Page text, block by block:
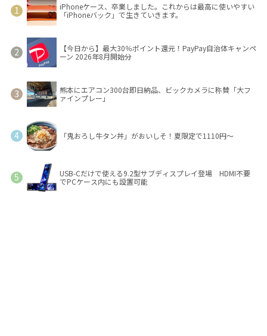
iPhoneケース、卒業しました。これからは最高に使いやすい
「iPhoneバック」で生きていきます。
【今日から】最大30％ポイント還元！PayPay自治体キャンペ
ーン 2026年8月開始分
熊本にエアコン300台即日納品、ビックカメラに称賛「大フ
ァインプレー」
「鬼おろし牛タン丼」がおいしそ！夏限定で1110円～
USB-Cだけで使える9.2型サブディスプレイ登場 HDMI不要
でPCケース内にも設置可能